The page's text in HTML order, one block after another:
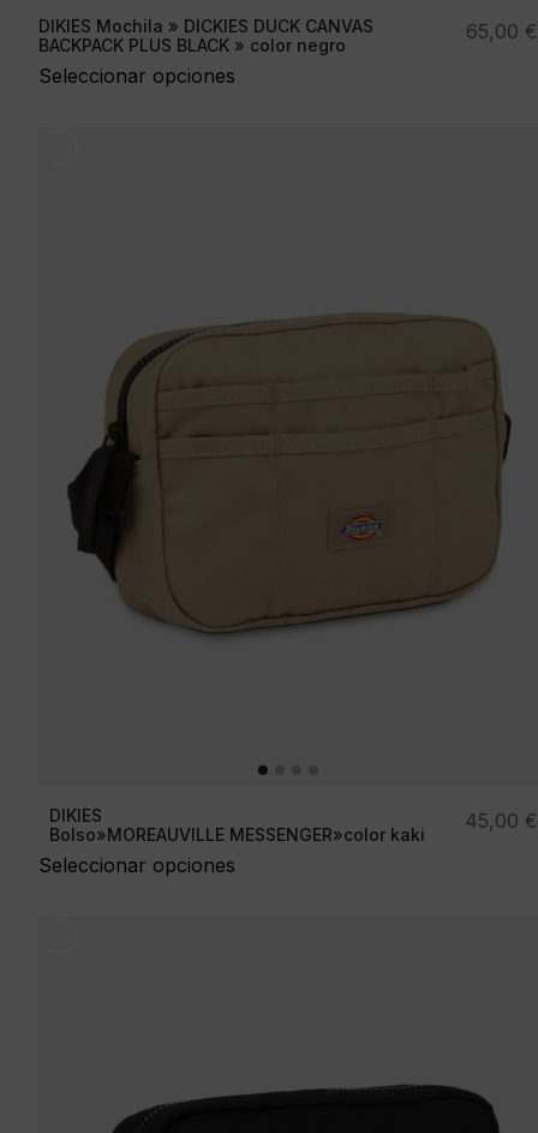
DIKIES Mochila » DICKIES DUCK CANVAS
BACKPACK PLUS BLACK » color negro
Seleccionar opciones
65,00 €
DIKIES
Bolso»MOREAUVILLE MESSENGER»color kaki
Seleccionar opciones
45,00 €